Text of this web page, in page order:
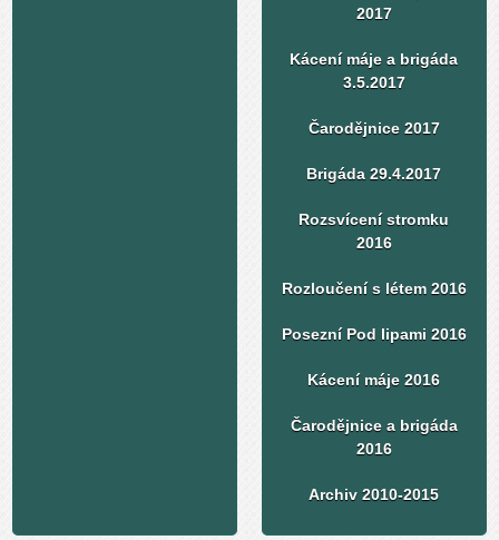
2017
Kácení máje a brigáda
3.5.2017
Čarodějnice 2017
Brigáda 29.4.2017
Rozsvícení stromku
2016
Rozloučení s létem 2016
Posezní Pod lipami 2016
Kácení máje 2016
Čarodějnice a brigáda
2016
Archiv 2010-2015